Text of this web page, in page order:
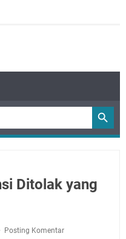
Ditolak yang
Posting Komentar